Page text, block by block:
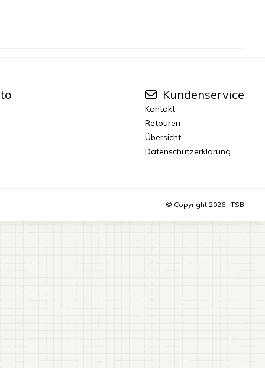
Kundenservice
Kontakt
Retouren
Übersicht
Datenschutzerklärung
© Copyright 2026 | TSB